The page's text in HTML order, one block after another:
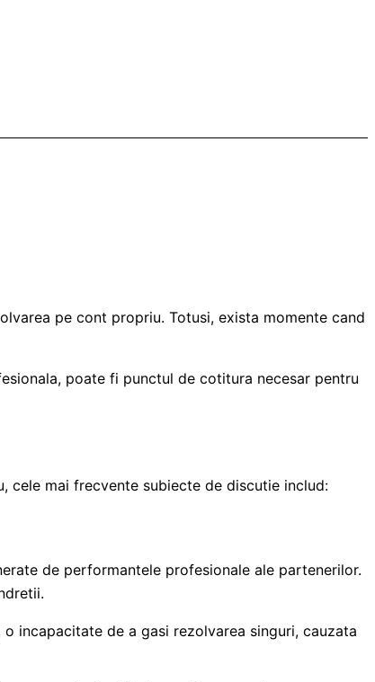
pe cont propriu. Totusi, exista momente cand
poate fi punctul de cotitura necesar pentru
cele mai frecvente subiecte de discutie includ:
de performantele profesionale ale partenerilor.
incapacitate de a gasi rezolvarea singuri, cauzata